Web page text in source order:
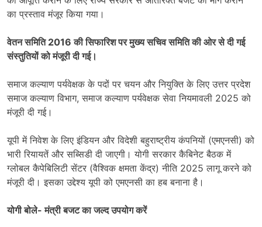
का प्रस्ताव मंजूर किया गया।
वेतन समिति 2016 की सिफारिश पर मुख्य सचिव समिति की ओर से दी गई
संस्तुतियों को मंजूरी दी गई।
समाज कल्याण पर्यवेक्षक के पदों पर चयन और नियुक्ति के लिए उत्तर प्रदेश
समाज कल्याण विभाग, समाज कल्याण पर्यवेक्षक सेवा नियमावली 2025 को
मंजूरी दी गई।
यूपी में निवेश के लिए इंडियन और विदेशी बहुराष्ट्रीय कंपनियों (एमएनसी) को
भारी रियायतें और सब्सिडी दी जाएगी। योगी सरकार कैबिनेट बैठक में
ग्लोबल कैपेबिलिटी सेंटर (वैश्विक क्षमता केंद्र) नीति 2025 लागू करने को
मंजूरी दी। इसका उद्देश्य यूपी को एमएनसी का हब बनाना है।
योगी बोले- मंत्री बजट का जल्द उपयोग करें